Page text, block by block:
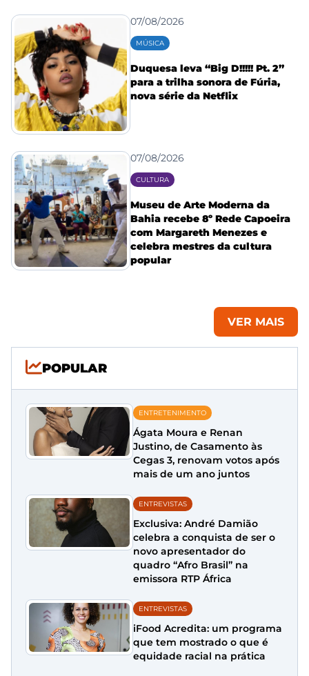
07/08/2026
MÚSICA
Duquesa leva “Big D!!!!! Pt. 2”
para a trilha sonora de Fúria,
nova série da Netflix
07/08/2026
CULTURA
Museu de Arte Moderna da
Bahia recebe 8º Rede Capoeira
com Margareth Menezes e
celebra mestres da cultura
popular
VER MAIS
POPULAR
ENTRETENIMENTO
Ágata Moura e Renan
Justino, de Casamento às
Cegas 3, renovam votos após
mais de um ano juntos
ENTREVISTAS
Exclusiva: André Damião
celebra a conquista de ser o
novo apresentador do
quadro “Afro Brasil” na
emissora RTP África
ENTREVISTAS
iFood Acredita: um programa
que tem mostrado o que é
equidade racial na prática